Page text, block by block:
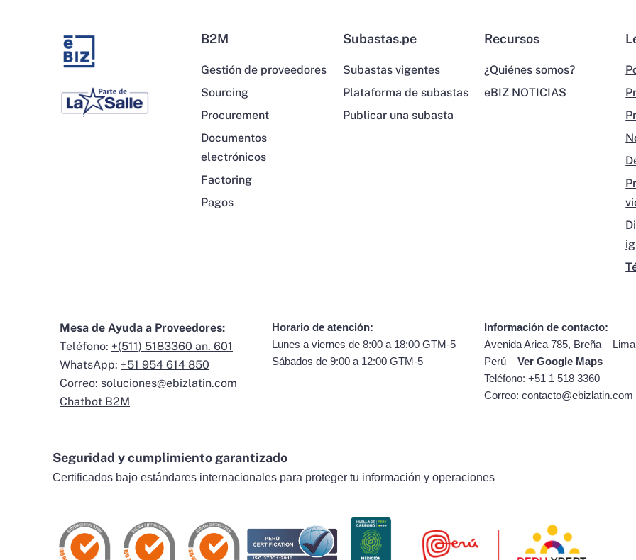
B2M
Gestión de proveedores
Sourcing
Procurement
Documentos
electrónicos
Factoring
Pagos
Subastas.pe
Subastas vigentes
Plataforma de subastas
Publicar una subasta
Recursos
¿Quiénes somos?
eBIZ NOTICIAS
Mesa de Ayuda a Proveedores:
Teléfono: +(511) 5183360 an. 601
WhatsApp: +51 954 614 850
Correo: soluciones@ebizlatin.com
Chatbot B2M
Horario de atención:
Lunes a viernes de 8:00 a 18:00 GTM-5
Sábados de 9:00 a 12:00 GTM-5
Información de contacto:
Avenida Arica 785, Breña –
Perú –Ver Google Maps
Teléfono: +51 1 518 3360
Correo: contacto@ebizlatin.com
Seguridad y cumplimiento garantizado
Certificados bajo estándares internacionales para proteger tu información y operaciones